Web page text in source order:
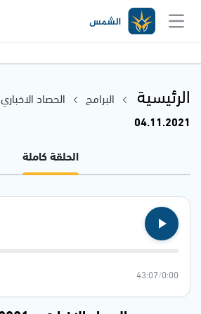
الرئيسية البرامج الحصاد الاخباري
04.11.2021
الحلقة كاملة
0:00
/
43:07